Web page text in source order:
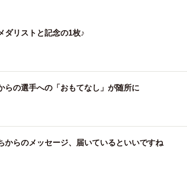
役ですね。
で既に、ご自身の競技が終って観客席で他の出場
ピング検査です”って言いに行った時なんか、先
何ら、やましい事がなくっても、これからオシッ
をするのも無理はないです」
いで意外と楽しく働けました」
競技は何だったんですか？
ダリストと記念の1枚♪
らの選手への「おもてなし」が随所に
からのメッセージ、届いているといいですね